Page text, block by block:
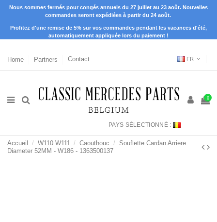
Nous sommes fermés pour congés annuels du 27 juillet au 23 août. Nouvelles
commandes seront expédiées à partir du 24 août.
Profitez d'une remise de 5% sur vos commandes pendant les vacances d'été,
automatiquement appliquée lors du paiement !
Home Partners Contact FR
0
PAYS SÉLECTIONNÉ :
Accueil W110 W111 Caouthouc
Souflette Cardan Arriere
Diameter 52MM - W186 - 1363500137